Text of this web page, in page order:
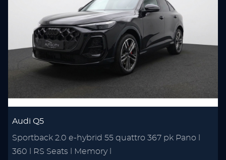
Audi Q5
Sportback 2.0 e-hybrid 55 quattro 367 pk Pano l
360 l RS Seats l Memory l